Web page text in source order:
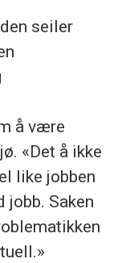
seiler
å være
«Det å ikke
like jobben
jobb. Saken